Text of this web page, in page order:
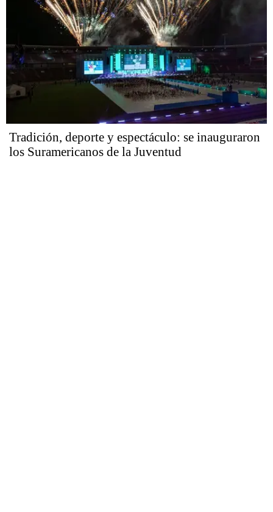
Tradición, deporte y espectáculo: se inauguraron
los Suramericanos de la Juventud